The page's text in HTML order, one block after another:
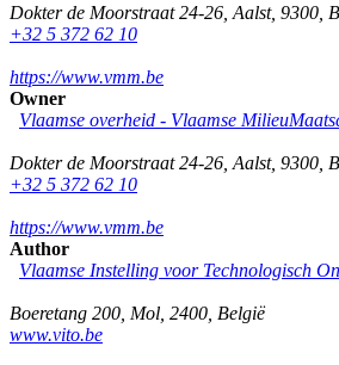
Dokter de Moorstraat 24-26 Aalst, 9300
+32 5 372 62 10
https://www.vmm.be
Owner
Vlaamse overheid - Vlaamse
Dokter de Moorstraat 24-26 Aalst, 9300
+32 5 372 62 10
https://www.vmm.be
Author
Vlaamse Instelling voor Technologisch
Boeretang 200 Mol 2400 België
www.vito.be